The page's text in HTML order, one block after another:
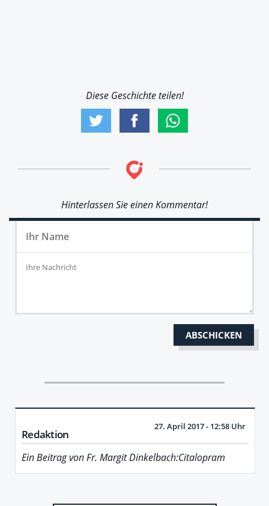
Diese Geschichte teilen!
Hinterlassen Sie einen Kommentar!
Redaktion
27. April 2017 - 12:58 Uhr
Ein Beitrag von Fr. Margit Dinkelbach:Citalopram